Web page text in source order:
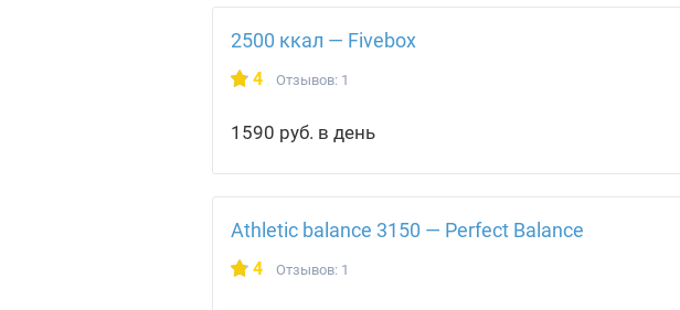
2500 ккал — Fivebox
4 Отзывов: 1
1590 руб. в день
Athletic balance 3150 — Perfect Balance
4 Отзывов: 1